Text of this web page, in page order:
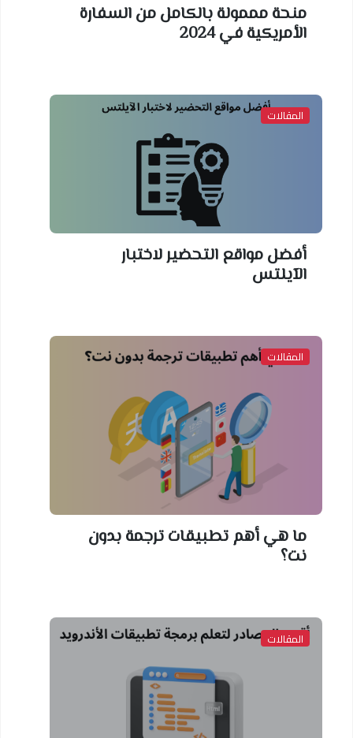
منحة مممولة بالكامل من السفارة
الأمريكية في 2024
المقالات
أفضل مواقع التحضير لاختبار
الآيلتس
المقالات
ما هي أهم تطبيقات ترجمة بدون
نت؟
المقالات